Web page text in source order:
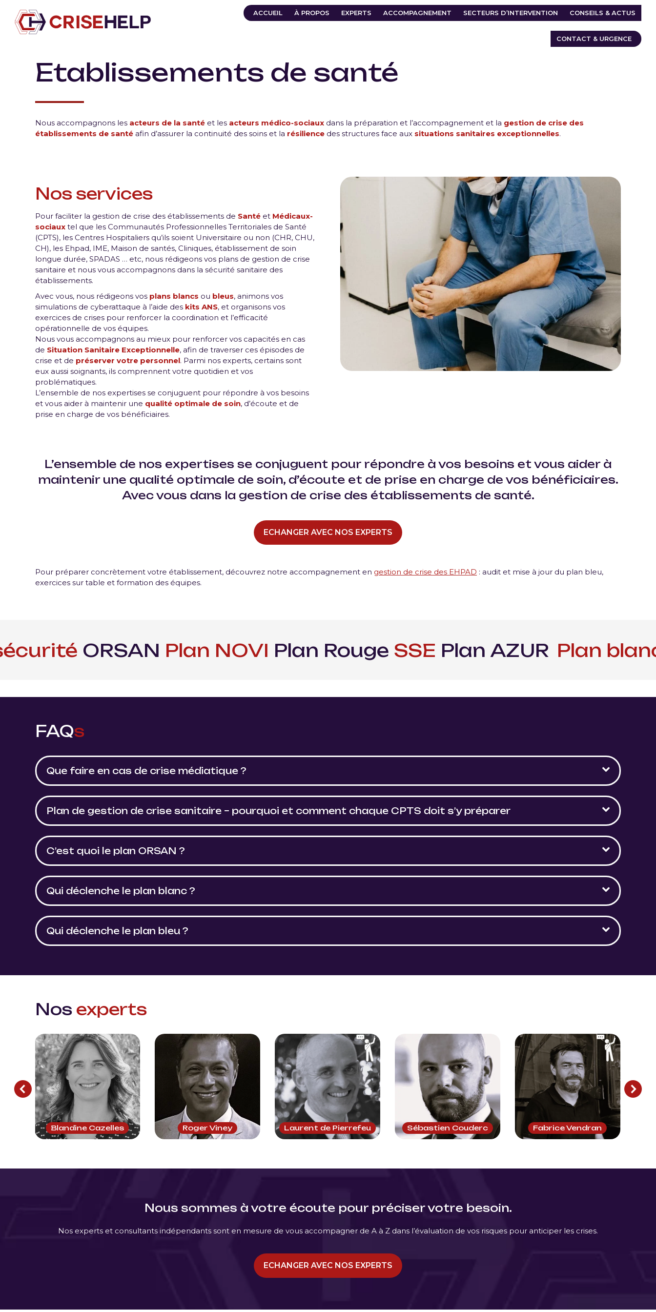
ACCUEIL À PROPOS EXPERTS ACCOMPAGNEMENT SECTEURS D’INTERVENTION CONSEILS & ACTUS
CONTACT & URGENCE
Etablissements de santé
Nous accompagnons les acteurs de la santé et les acteurs médico-sociaux dans la préparation et l’accompagnement et la gestion de crise des
établissements de santé afin d’assurer la continuité des soins et la résilience des structures face aux situations sanitaires exceptionnelles.
Nos services
Pour faciliter la gestion de crise des établissements de Santé et Médicaux-
sociaux tel que les Communautés Professionnelles Territoriales de Santé
(CPTS), les Centres Hospitaliers qu’ils soient Universitaire ou non (CHR, CHU,
CH), les Ehpad, IME, Maison de santés, Cliniques, établissement de soin
longue durée, SPADAS … etc, nous rédigeons vos plans de gestion de crise
sanitaire et nous vous accompagnons dans la sécurité sanitaire des
établissements.
Avec vous, nous rédigeons vos plans blancs ou bleus, animons vos
simulations de cyberattaque à l’aide des kits ANS, et organisons vos
exercices de crises pour renforcer la coordination et l’efficacité
opérationnelle de vos équipes.
Nous vous accompagnons au mieux pour renforcer vos capacités en cas
de Situation Sanitaire Exceptionnelle, afin de traverser ces épisodes de
crise et de préserver votre personnel. Parmi nos experts, certains sont
eux aussi soignants, ils comprennent votre quotidien et vos
problématiques.
L’ensemble de nos expertises se conjuguent pour répondre à vos besoins
et vous aider à maintenir une qualité optimale de soin, d’écoute et de
prise en charge de vos bénéficiaires.
L’ensemble de nos expertises se conjuguent pour répondre à vos besoins et vous aider à
maintenir une qualité optimale de soin, d’écoute et de prise en charge de vos bénéficiaires.
Avec vous dans la gestion de crise des établissements de santé.
ECHANGER AVEC NOS EXPERTS
Pour préparer concrètement votre établissement, découvrez notre accompagnement en gestion de crise des EHPAD : audit et mise à jour du plan bleu,
exercices sur table et formation des équipes.
ORSANPlan NOVIPlan RougeSSEPlan AZUR Plan blancPlan
FAQs
Que faire en cas de crise médiatique ?
Plan de gestion de crise sanitaire – pourquoi et comment chaque CPTS doit s’y préparer
C’est quoi le plan ORSAN ?
Qui déclenche le plan blanc ?
Qui déclenche le plan bleu ?
Nos experts
Blandine Cazelles Roger Viney Laurent de Pierrefeu Sébastien Couderc Fabrice Vendran
Nous sommes à votre écoute pour préciser votre besoin.
Nos experts et consultants indépendants sont en mesure de vous accompagner de A à Z dans l’évaluation de vos risques pour anticiper les crises.
ECHANGER AVEC NOS EXPERTS